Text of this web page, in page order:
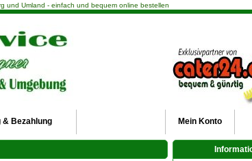
und Umland - einfach und bequem online bestellen
& Bezahlung Mein Konto